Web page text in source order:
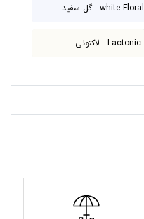
گل سفید - white Floral
لاکتونی - Lactonic